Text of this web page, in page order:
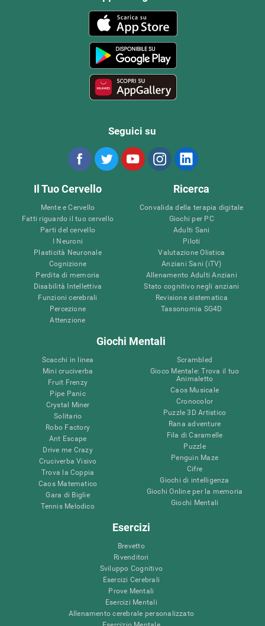
Seguici su
Il Tuo Cervello
Mente e Cervello
Fatti riguardo il tuo cervello
Parti del cervello
I Neuroni
Plasticità Neuronale
Cognizione
Perdita di memoria
Disabilità Intellettiva
Funzioni cerebrali
Percezione
Attenzione
Ricerca
Convalida della terapia digitale
Giochi per PC
Adulti Sani
Piloti
Valutazione Olistica
Anziani Sani (iTV)
Allenamento Adulti Anziani
Stato cognitivo negli anziani
Revisione sistematica
Tassonomia SG4D
Giochi Mentali
Scacchi in linea
Mini cruciverba
Fruit Frenzy
Pipe Panic
Crystal Miner
Solitario
Robo Factory
Ant Escape
Drive me Crazy
Cruciverba Visivo
Trova la Coppia
Caos Matematico
Gara di Biglie
Tennis Melodico
Scrambled
Gioco Mentale: Trova il tuo
Animaletto
Caos Musicale
Cronocolor
Puzzle 3D Artistico
Rana adventure
Fila di Caramelle
Puzzle
Penguin Maze
Cifre
Giochi di intelligenza
Giochi Online per la memoria
Giochi Mentali
Esercizi
Brevetto
Rivenditori
Sviluppo Cognitivo
Esercizi Cerebrali
Prove Mentali
Esercizi Mentali
Allenamento cerebrale personalizzato